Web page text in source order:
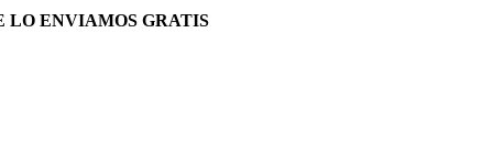
LO ENVIAMOS GRATIS